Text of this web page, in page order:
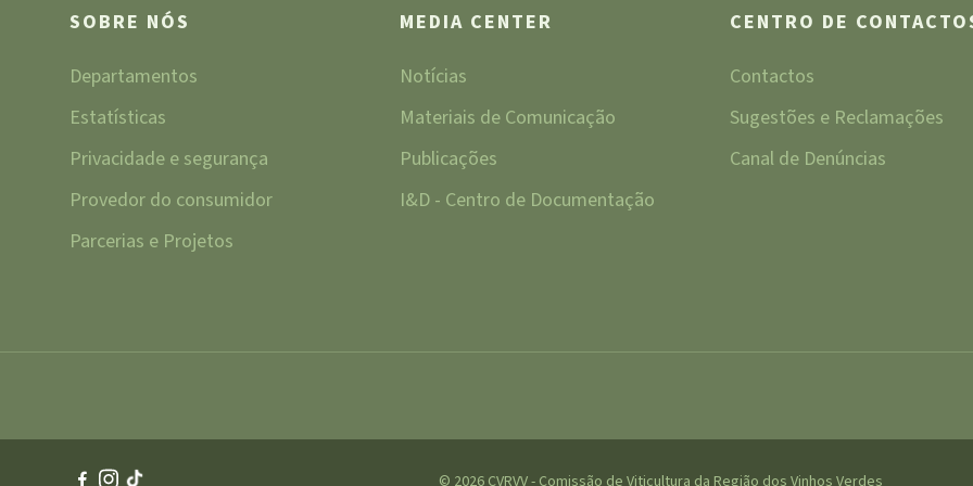
SOBRE NÓS
Departamentos
Estatísticas
Privacidade e segurança
Provedor do consumidor
Parcerias e Projetos
MEDIA CENTER
Notícias
Materiais de Comunicação
Publicações
I&D - Centro de Documentação
CENTRO DE
Contactos
Sugestões e Reclamações
Canal de Denúncias
© 2026 CVRVV - Comissão de Viticultura da Região dos Vinhos Verdes